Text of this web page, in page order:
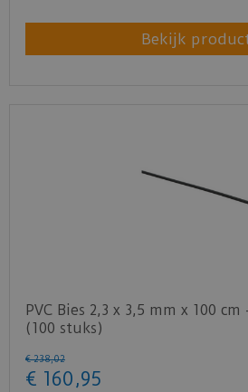
Bekijk
PVC Bies 2,3 x 3,5 mm x 100
(100 stuks)
€ 238,02
€ 160 ,95